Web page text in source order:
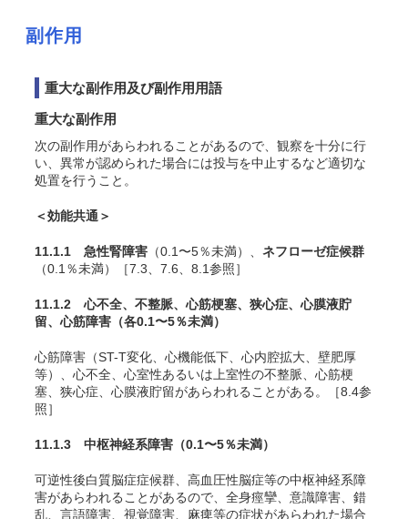
副作用
重大な副作用及び副作用用語
重大な副作用
次の副作用があらわれることがあるので、観察を十分に行
い、異常が認められた場合には投与を中止するなど適切な
処置を行うこと。
＜効能共通＞
11.1.1 急性腎障害 （0.1〜5％未満）、 ネフローゼ症候群
（0.1％未満）［7.3、7.6、8.1参照］
11.1.2 心不全、不整脈、心筋梗塞、狭心症、心膜液貯
留、心筋障害 （各0.1〜5％未満）
心筋障害（ST-T変化、心機能低下、心内腔拡大、壁肥厚
等）、心不全、心室性あるいは上室性の不整脈、心筋梗
塞、狭心症、心膜液貯留があらわれることがある。［8.4参
照］
11.1.3 中枢神経系障害 （0.1〜5％未満）
可逆性後白質脳症症候群、高血圧性脳症等の中枢神経系障
害があらわれることがあるので、全身痙攣、意識障害、錯
乱、言語障害、視覚障害、麻痺等の症状があらわれた場合